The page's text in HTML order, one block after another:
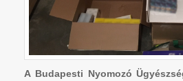
A Budapesti Nyomozó